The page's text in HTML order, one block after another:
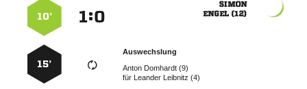

 
:
10’
Auswechslung
  
für   
15’